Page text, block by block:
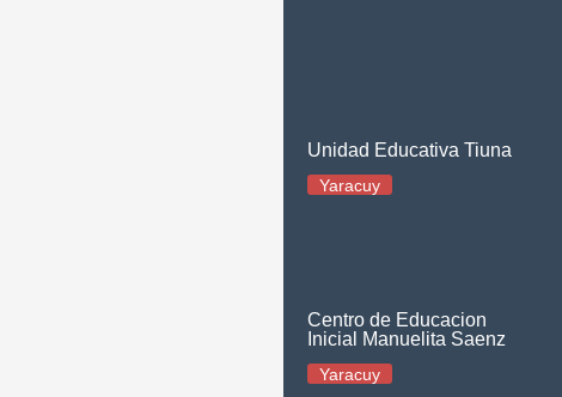
Unidad Educativa Tiuna
Yaracuy
Centro de Educacion
Inicial Manuelita Saenz
Yaracuy